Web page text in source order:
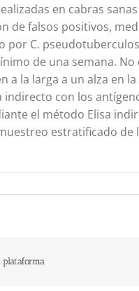
en cabras
de falsos positivos,
por C.
de una semana.
a la larga a un alza en
con los
el método Elisa
estratificado de